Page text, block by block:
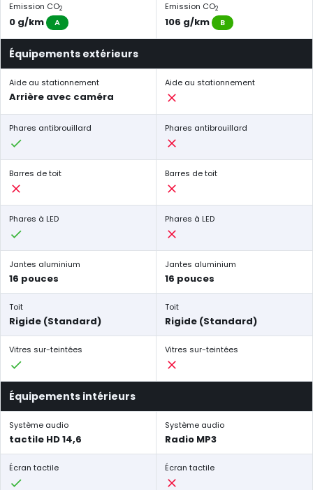
Emission CO2
0 g/km A
Emission CO2
106 g/km B
Équipements extérieurs
Aide au stationnement
Arrière avec caméra
Aide au stationnement
Phares antibrouillard Phares antibrouillard
Barres de toit Barres de toit
Phares à LED Phares à LED
Jantes aluminium
16 pouces
Jantes aluminium
16 pouces
Toit
Rigide (Standard)
Toit
Rigide (Standard)
Vitres sur-teintées Vitres sur-teintées
Équipements intérieurs
Système audio
tactile HD 14,6
Système audio
Radio MP3
Écran tactile Écran tactile